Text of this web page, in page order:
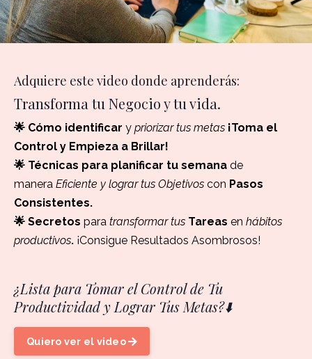
Adquiere este video donde aprenderás:
Transforma tu Negocio y tu vida.
🌟 Cómo identificar y priorizar tus metas ¡Toma el
Control y Empieza a Brillar!
🌟 Técnicas para planificar tu semana de
manera Eficiente y lograr tus Objetivos con Pasos
Consistentes.
🌟 Secretos para transformar tus Tareas en hábitos
productivos. ¡Consigue Resultados Asombrosos!
¿Lista para Tomar el Control de Tu
Productividad y Lograr Tus Metas?⬇️
Quiero ver el video